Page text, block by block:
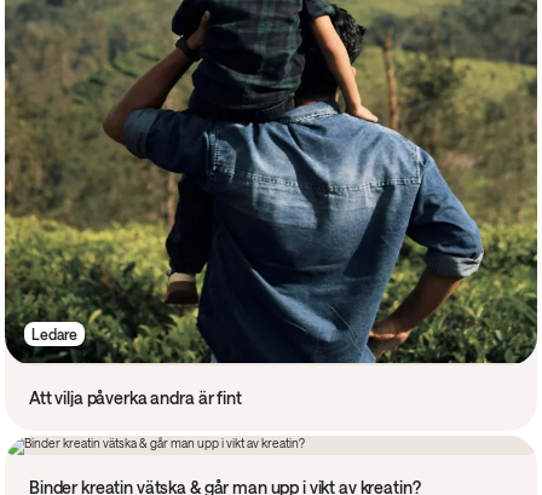
Ledare
Att vilja påverka andra är fint
Binder kreatin vätska & går man upp i vikt av kreatin?